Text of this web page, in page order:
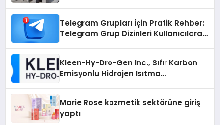
Telegram Grupları İçin Pratik Rehber:
Telegram Grup Dizinleri Kullanıcılara
Kleen-Hy-Dro-Gen Inc., Sıfır Karbon
Emisyonlu Hidrojen Isıtma
Marie Rose kozmetik sektörüne giriş
yaptı